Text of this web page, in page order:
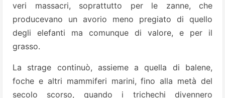
veri massacri, soprattutto per le zanne, che
producevano un avorio meno pregiato di quello
degli elefanti ma comunque di valore, e per il
grasso.
La strage continuò, assieme a quella di balene,
foche e altri mammiferi marini, fino alla metà del
secolo scorso, quando i trichechi divennero